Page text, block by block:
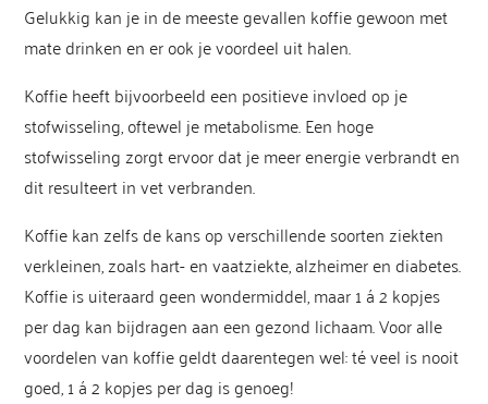
Gelukkig kan je in de meeste gevallen koffie gewoon met
mate drinken en er ook je voordeel uit halen.
Koffie heeft bijvoorbeeld een positieve invloed op je
stofwisseling, oftewel je metabolisme. Een hoge
stofwisseling zorgt ervoor dat je meer energie verbrandt en
dit resulteert in vet verbranden.
Koffie kan zelfs de kans op verschillende soorten ziekten
verkleinen, zoals hart- en vaatziekte, alzheimer en diabetes.
Koffie is uiteraard geen wondermiddel, maar 1 á 2 kopjes
per dag kan bijdragen aan een gezond lichaam. Voor alle
voordelen van koffie geldt daarentegen wel: té veel is nooit
goed, 1 á 2 kopjes per dag is genoeg!